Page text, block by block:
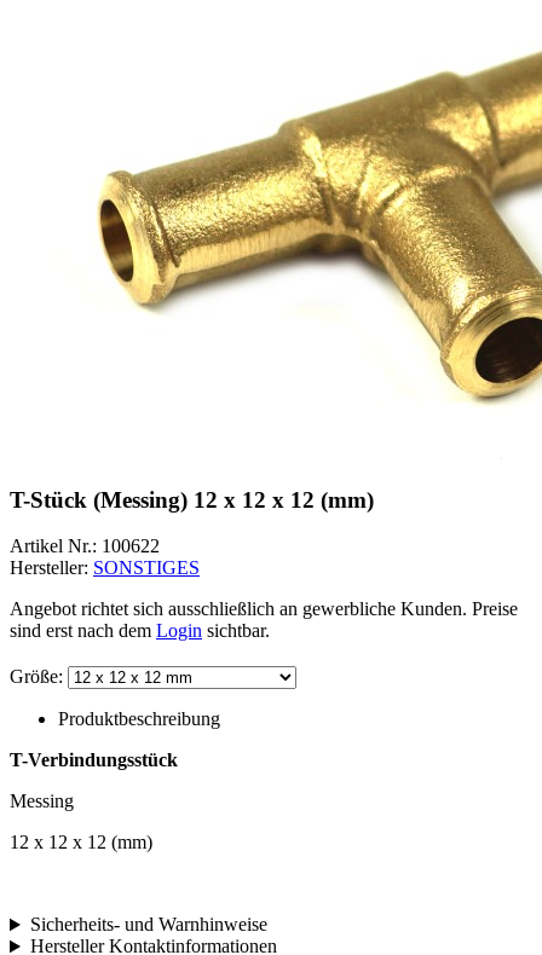
T-Stück (Messing) 12 x 12 x 12 (mm)
Artikel Nr.: 100622
Hersteller: SONSTIGES
Angebot richtet sich ausschließlich an gewerbliche Kunden. Preise
sind erst nach dem Login sichtbar.
Größe:
Produktbeschreibung
T-Verbindungsstück
Messing
12 x 12 x 12 (mm)
Sicherheits- und Warnhinweise
Hersteller Kontaktinformationen